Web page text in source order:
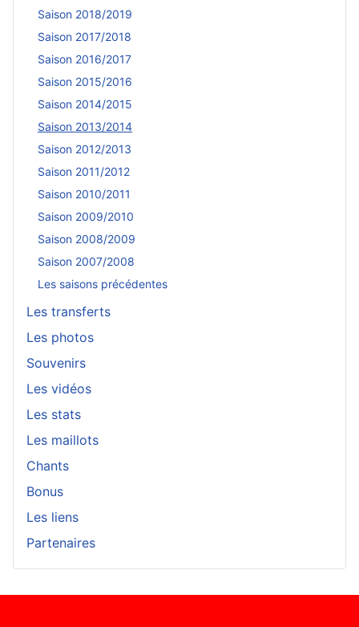
Saison 2018/2019
Saison 2017/2018
Saison 2016/2017
Saison 2015/2016
Saison 2014/2015
Saison 2013/2014
Saison 2012/2013
Saison 2011/2012
Saison 2010/2011
Saison 2009/2010
Saison 2008/2009
Saison 2007/2008
Les saisons précédentes
Les transferts
Les photos
Souvenirs
Les vidéos
Les stats
Les maillots
Chants
Bonus
Les liens
Partenaires